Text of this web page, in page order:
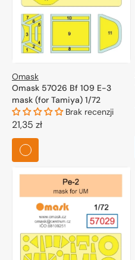
Omask
Omask 57026 Bf 109 E-3
mask (for Tamiya) 1/72
Brak recenzji
Cena
regularna
21,35 zł